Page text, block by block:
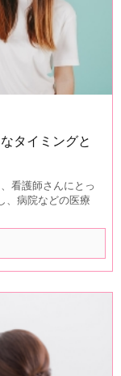
タイミングと
看護師さんにとっ
、病院などの医療